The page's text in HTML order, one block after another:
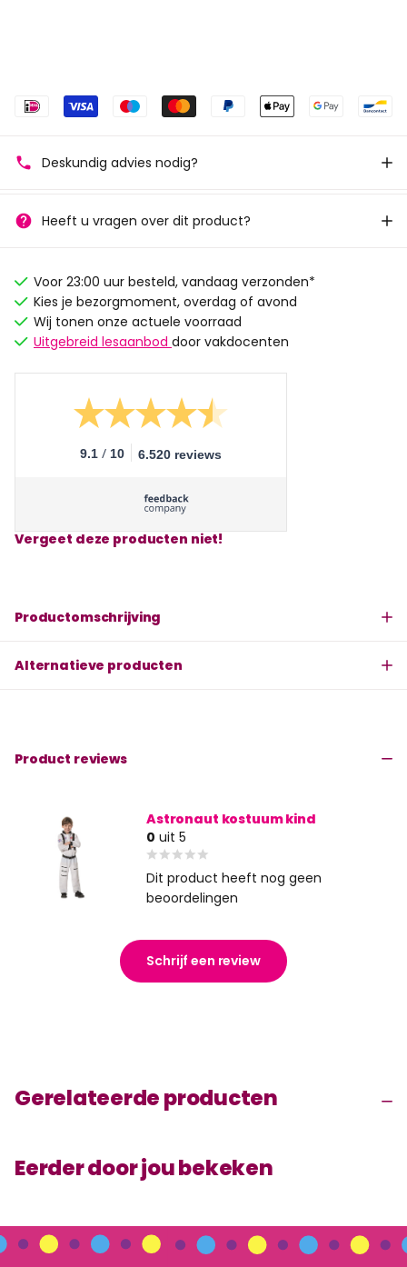
Deskundig advies nodig?
Heeft u vragen over dit product?
Voor 23:00 uur besteld, vandaag verzonden*
Kies je bezorgmoment, overdag of avond
Wij tonen onze actuele voorraad
Uitgebreid lesaanbod door vakdocenten
9.1 / 10 6.520 reviews
Vergeet deze producten niet!
Productomschrijving
Alternatieve producten
Product reviews
Astronaut kostuum kind
0 uit 5
Dit product heeft nog geen
beoordelingen
Schrijf een review
Gerelateerde producten
Eerder door jou bekeken